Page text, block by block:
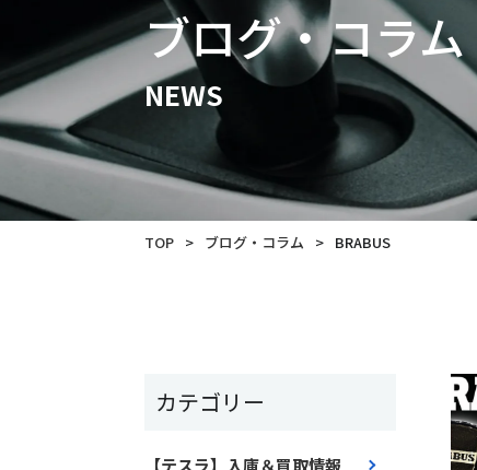
ブログ・コラム
NEWS
TOP > ブログ・コラム > BRABUS
カテゴリー
【テスラ】入庫＆買取情報